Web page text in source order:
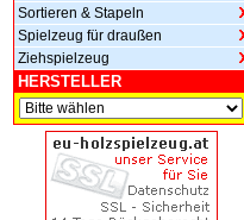
Sortieren & Stapeln
Spielzeug für draußen
Ziehspielzeug
HERSTELLER